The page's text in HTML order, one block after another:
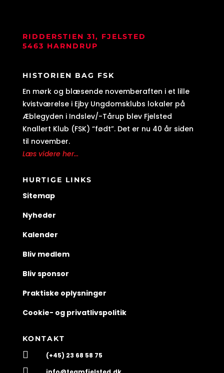
RIDDERSTIEN 31, FJELSTED
5463 HARNDRUP
HISTORIEN BAG FSK
En mørk og blæsende novemberaften i et lille
kvistværelse i Ejby Ungdomsklubs lokaler på
Æblegyden i Indslev/-Tårup blev Fjelsted
Knallert Klub (FSK) “født”. Det er nu 40 år siden
til november.
Læs videre her...
HURTIGE LINKS
Sitemap
Nyheder
Kalender
Bliv medlem
Bliv sponsor
Praktiske oplysninger
Cookie- og privatlivspolitik
KONTAKT
 (+45) 23 68 58 75